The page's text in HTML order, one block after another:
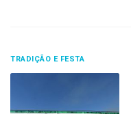
TRADIÇÃO E FESTA